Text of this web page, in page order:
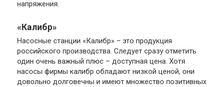
напряжения.
«Калибр»
Насосные станции «Калибр» – это продукция
российского производства. Следует сразу отметить
один очень важный плюс – доступная цена. Хотя
насосы фирмы калибр обладают низкой ценой, они
довольно долговечны и имеют множество позитивных